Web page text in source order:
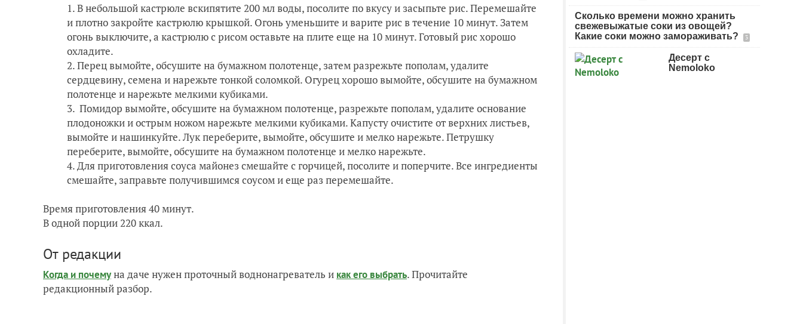
В небольшой кастрюле вскипятите 200 мл воды, посолите по вкусу и засыпьте рис. Перемешайте
и плотно закройте кастрюлю крышкой. Огонь уменьшите и варите рис в течение 10 минут. Затем
огонь выключите, а кастрюлю с рисом оставьте на плите еще на 10 минут. Готовый рис хорошо
охладите.
Перец вымойте, обсушите на бумажном полотенце, затем разрежьте пополам, удалите
сердцевину, семена и нарежьте тонкой соломкой. Огурец хорошо вымойте, обсушите на бумажном
полотенце и нарежьте мелкими кубиками.
Помидор вымойте, обсушите на бумажном полотенце, разрежьте пополам, удалите основание
плодоножки и острым ножом нарежьте мелкими кубиками. Капусту очистите от верхних листьев,
вымойте и нашинкуйте. Лук переберите, вымойте, обсушите и мелко нарежьте. Петрушку
переберите, вымойте, обсушите на бумажном полотенце и мелко нарежьте.
Для приготовления соуса майонез смешайте с горчицей, посолите и поперчите. Все ингредиенты
смешайте, заправьте получившимся соусом и еще раз перемешайте.
Время приготовления 40 минут.
В одной порции 220 ккал.
От редакции
Когда и почемуна даче нужен проточный воднонагреватель и как его выбрать. Прочитайте
редакционный разбор.
Сколько времени можно хранить
свежевыжатые соки из овощей?
Какие соки можно замораживать?
3
Десерт с
Nemoloko